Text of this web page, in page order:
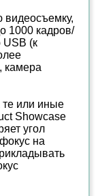
видеосъемку,
1000 кадров/
USB (к
камера
или иные
Showcase
угол
на